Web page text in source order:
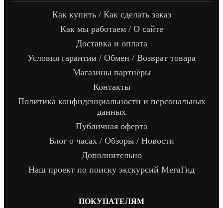
Как купить / Как сделать заказ
Как мы работаем / О сайте
Доставка и оплата
Условия гарантии / Обмен / Возврат товара
Магазины партнёры
Контакты
Политика конфиденциальности и персональных
данных
Публичная оферта
Блог о часах / Обзоры / Новости
Дополнительно
Наш проект по поиску экскурсий МегаГид
ПОКУПАТЕЛЯМ